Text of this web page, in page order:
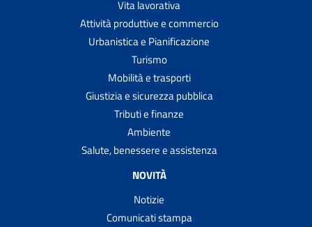
Vita lavorativa
Attività produttive e commercio
Urbanistica e Pianificazione
Turismo
Mobilità e trasporti
Giustizia e sicurezza pubblica
Tributi e finanze
Ambiente
Salute, benessere e assistenza
NOVITÀ
Notizie
Comunicati stampa